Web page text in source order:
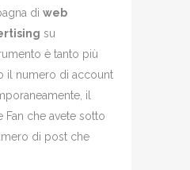
di web
su
è tanto più
il numero di account
il
Fan che avete sotto
di post che